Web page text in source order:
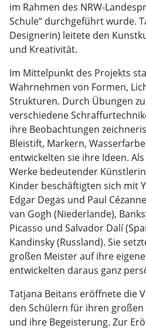
im Rahmen des NRW-
Schule“ durchgeführt wurde.
Designerin) leitete den
und Kreativität.
Im Mittelpunkt des Projekts
Wahrnehmen von Formen,
Strukturen. Durch Übungen
verschiedene
ihre Beobachtungen
Bleistift, Markern,
entwickelten sie ihre Ideen.
Werke bedeutender
Kinder beschäftigten sich mit
Edgar Degas und Paul
van Gogh (Niederlande),
Picasso und Salvador Dalí
Kandinsky (Russland). Sie
großen Meister auf ihre
entwickelten daraus ganz
Tatjana Beitans eröffnete die
den Schülern für ihren
und ihre Begeisterung. Zur